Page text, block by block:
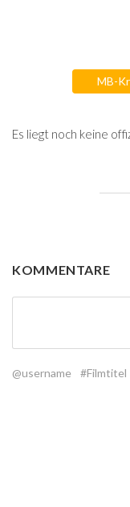
MB-
Es liegt noch keine
KOMMENTARE
@username #Filmtitel